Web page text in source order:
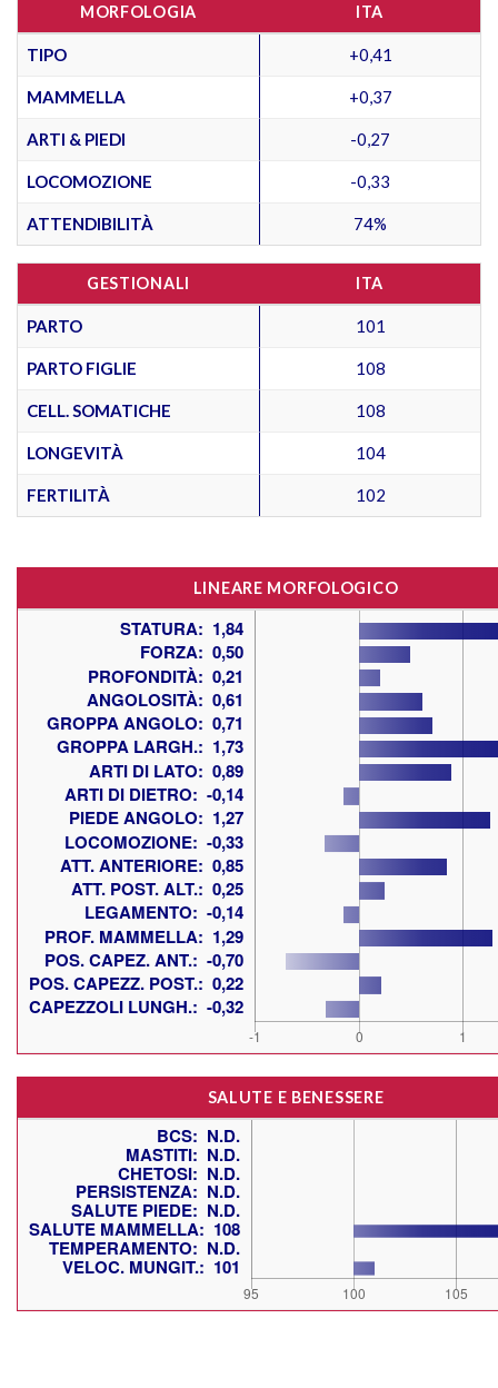
MORFOLOGIA ITA
TIPO +0,41
MAMMELLA +0,37
ARTI & PIEDI -0,27
LOCOMOZIONE -0,33
ATTENDIBILITÀ 74%
GESTIONALI ITA
PARTO 101
PARTO FIGLIE 108
CELL. SOMATICHE 108
LONGEVITÀ 104
FERTILITÀ 102
LINEARE MORFOLOGICO
SALUTE E BENESSERE